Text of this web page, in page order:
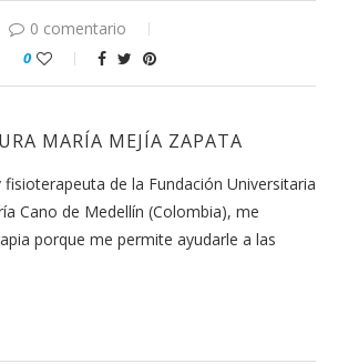
0 comentario
0
MARÍA MEJÍA ZAPATA
fisioterapeuta de la Fundación Universitaria
Cano de Medellín (Colombia), me
porque me permite ayudarle a las